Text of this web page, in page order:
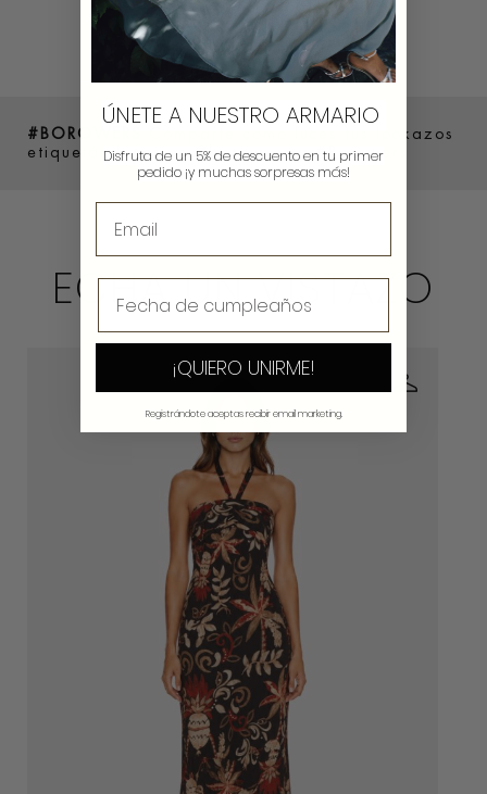
#BOROWERS
Comparte como luces tus lookazos
etiquetándonos en @borow_es y #Borowers
ECHA UN VISTAZO
ÚNETE A NUESTRO ARMARIO
Disfruta de un 5% de descuento en tu primer
pedido ¡y muchas sorpresas más!
¡QUIERO UNIRME!
Registrándote aceptas recibir email marketing.